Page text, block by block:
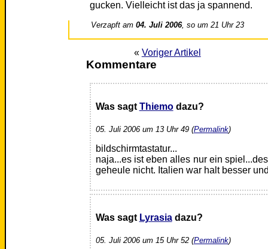
gucken. Vielleicht ist das ja spannend.
Verzapft am04. Juli 2006, so um 21 Uhr 23
« Voriger Artikel
Kommentare
Was sagt Thiemodazu?
05. Juli 2006 um 13 Uhr 49 (Permalink)
bildschirmtastatur...
naja...es ist eben alles nur ein
geheule nicht. Italien war halt besser
Was sagt Lyrasiadazu?
05. Juli 2006 um 15 Uhr 52 (Permalink)